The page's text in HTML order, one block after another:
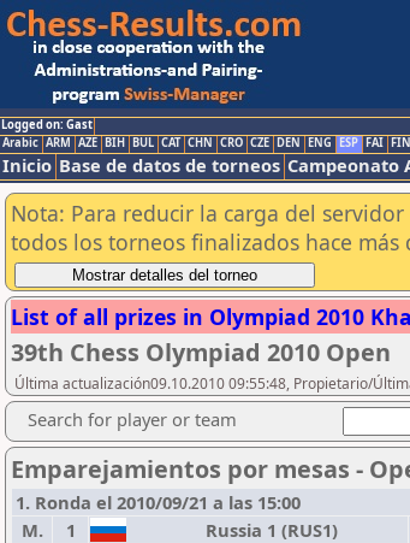
Logged on: Gast
Arabic ARM AZE BIH BUL CAT CHN CRO CZE DEN ENG ESP FAI FIN
Inicio Base de datos de torneos Campeonato
Nota: Para reducir la carga del
todos los torneos finalizados hace
List of all prizes in Olympiad 2010
39th Chess Olympiad 2010 Open
Última actualización09.10.2010 09:55:48, Propietario/
Search for player or team
Emparejamientos por mesas -
1. Ronda el 2010/09/21 a las 15:00
M.
1 Russia 1 (RUS1)